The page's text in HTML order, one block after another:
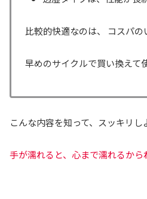
比較的快適なのは、 コスパの
早めのサイクルで買い換えて
こんな内容を知って、スッキリし
手が濡れると、心まで濡れるから